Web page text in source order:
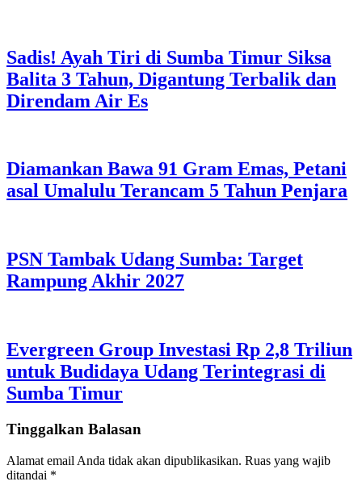
Sadis! Ayah Tiri di Sumba Timur Siksa
Balita 3 Tahun, Digantung Terbalik dan
Direndam Air Es
Diamankan Bawa 91 Gram Emas, Petani
asal Umalulu Terancam 5 Tahun Penjara
PSN Tambak Udang Sumba: Target
Rampung Akhir 2027
Evergreen Group Investasi Rp 2,8 Triliun
untuk Budidaya Udang Terintegrasi di
Sumba Timur
Tinggalkan Balasan
Alamat email Anda tidak akan dipublikasikan. Ruas yang wajib
ditandai *